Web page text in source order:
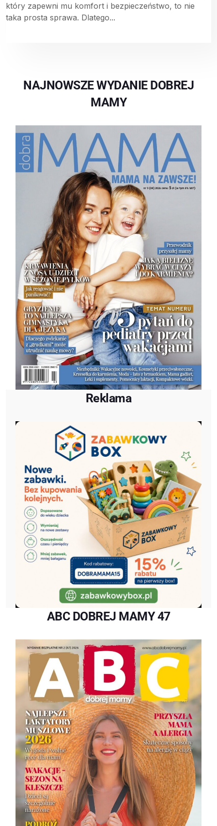
który zapewni mu komfort i bezpieczeństwo, to nie
taka prosta sprawa. Dlatego...
NAJNOWSZE WYDANIE DOBREJ
MAMY
Reklama
ABC DOBREJ MAMY 47